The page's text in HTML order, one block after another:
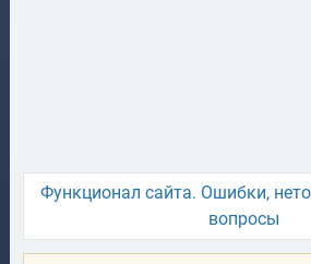
Функционал сайта. Ошибки,
вопросы